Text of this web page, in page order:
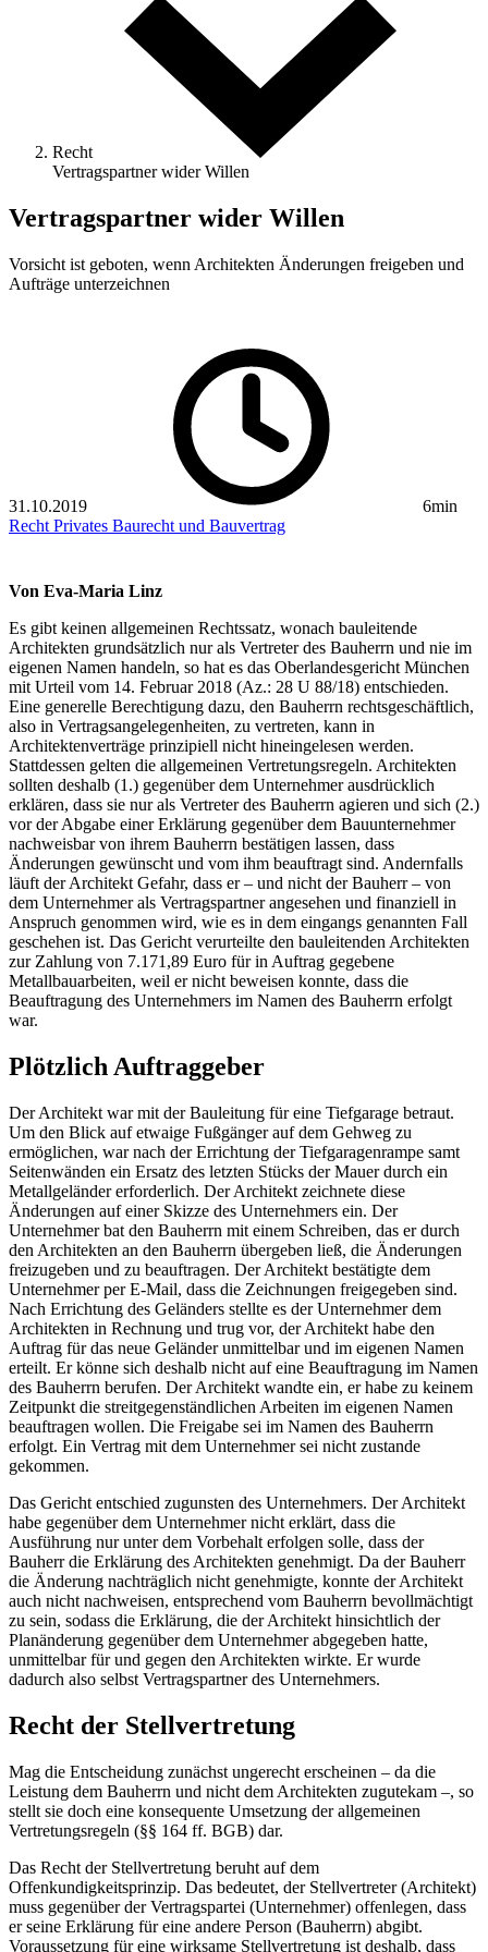
Recht
Vertragspartner wider Willen
Vertragspartner wider Willen
Vorsicht ist geboten, wenn Architekten Änderungen ­freigeben und
Aufträge unterzeichnen
31.10.2019
6min
Recht Privates Baurecht und Bauvertrag
Von Eva-Maria Linz
Es gibt keinen allgemeinen Rechtssatz, wonach bauleitende
Architekten grundsätzlich nur als Vertreter des Bauherrn und nie im
eigenen Namen handeln, so hat es das Oberlandesgericht München
mit Urteil vom 14. Februar 2018 (Az.: 28 U 88/18) entschieden.
Eine generelle Berechtigung dazu, den Bauherrn rechtsgeschäftlich,
also in Vertragsangelegenheiten, zu vertreten, kann in
Architektenverträge prinzipiell nicht hineingelesen werden.
Stattdessen gelten die allgemeinen Vertretungsregeln. Architekten
sollten deshalb (1.) gegenüber dem Unternehmer ausdrücklich
erklären, dass sie nur als Vertreter des Bauherrn agieren und sich (2.)
vor der Abgabe einer Erklärung gegenüber dem Bauunternehmer
nachweisbar von ihrem Bauherrn bestätigen lassen, dass
Änderungen gewünscht und vom ihm beauftragt sind. Andernfalls
läuft der Architekt Gefahr, dass er – und nicht der Bauherr – von
dem Unternehmer als Vertragspartner angesehen und finanziell in
Anspruch genommen wird, wie es in dem eingangs genannten Fall
geschehen ist. Das Gericht verurteilte den bauleitenden Architekten
zur Zahlung von 7.171,89 Euro für in Auftrag gegebene
Metallbauarbeiten, weil er nicht beweisen konnte, dass die
Beauftragung des Unternehmers im Namen des Bauherrn erfolgt
war.
Plötzlich Auftraggeber
Der Architekt war mit der Bauleitung für eine Tiefgarage betraut.
Um den Blick auf etwaige Fußgänger auf dem Gehweg zu
ermöglichen, war nach der Errichtung der Tiefgaragenrampe samt
Seitenwänden ein Ersatz des letzten Stücks der Mauer durch ein
Metallgeländer erforderlich. Der Architekt zeichnete diese
Änderungen auf einer Skizze des Unternehmers ein. Der
Unternehmer bat den Bauherrn mit einem Schreiben, das er durch
den Architekten an den Bauherrn übergeben ließ, die Änderungen
freizugeben und zu beauftragen. Der Architekt bestätigte dem
Unternehmer per E-Mail, dass die Zeichnungen freigegeben sind.
Nach Errichtung des Geländers stellte es der Unternehmer dem
Architekten in Rechnung und trug vor, der Architekt habe den
Auftrag für das neue Geländer unmittelbar und im eigenen Namen
erteilt. Er könne sich deshalb nicht auf eine Beauftragung im Namen
des Bauherrn berufen. Der Architekt wandte ein, er habe zu keinem
Zeitpunkt die streitgegenständlichen Arbeiten im eigenen Namen
beauftragen wollen. Die Freigabe sei im Namen des Bauherrn
erfolgt. Ein Vertrag mit dem Unternehmer sei nicht zustande
gekommen.
Das Gericht entschied zugunsten des Unternehmers. Der Architekt
habe gegenüber dem Unternehmer nicht erklärt, dass die
Ausführung nur unter dem Vorbehalt erfolgen solle, dass der
Bauherr die Erklärung des Architekten genehmigt. Da der Bauherr
die Änderung nachträglich nicht genehmigte, konnte der Architekt
auch nicht nachweisen, entsprechend vom Bauherrn bevollmächtigt
zu sein, sodass die Erklärung, die der Architekt hinsichtlich der
Planänderung gegenüber dem Unternehmer abgegeben hatte,
unmittelbar für und gegen den Architekten wirkte. Er wurde
dadurch also selbst Vertragspartner des Unternehmers.
Recht der Stellvertretung
Mag die Entscheidung zunächst ungerecht erscheinen – da die
Leistung dem Bauherrn und nicht dem Architekten zugutekam –, so
stellt sie doch eine konsequente Umsetzung der allgemeinen
Vertretungsregeln (§§ 164 ff. BGB) dar.
Das Recht der Stellvertretung beruht auf dem
Offenkundigkeitsprinzip. Das bedeutet, der Stellvertreter (Architekt)
muss gegenüber der Vertragspartei (Unternehmer) offenlegen, dass
er seine Erklärung für eine andere Person (Bauherrn) abgibt.
Voraussetzung für eine wirksame Stellvertretung ist deshalb, dass